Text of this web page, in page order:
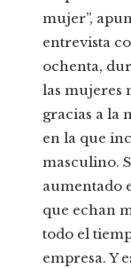
mujer”,
entrevista
ochenta,
las mujeres
gracias a la
en la que
masculino.
aumentado
que echan
todo el
empresa. Y